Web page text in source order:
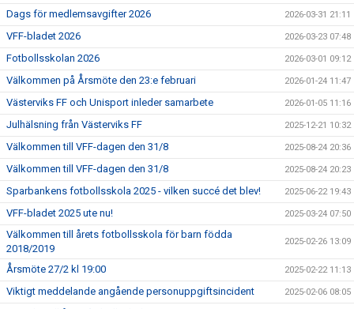
Dags för medlemsavgifter 2026 2026-03-31 21:11
VFF-bladet 2026 2026-03-23 07:48
Fotbollsskolan 2026 2026-03-01 09:12
Välkommen på Årsmöte den 23:e februari 2026-01-24 11:47
Västerviks FF och Unisport inleder samarbete 2026-01-05 11:16
Julhälsning från Västerviks FF 2025-12-21 10:32
Välkommen till VFF-dagen den 31/8 2025-08-24 20:36
Välkommen till VFF-dagen den 31/8 2025-08-24 20:23
Sparbankens fotbollsskola 2025 - vilken succé det blev! 2025-06-22 19:43
VFF-bladet 2025 ute nu! 2025-03-24 07:50
Välkommen till årets fotbollsskola för barn födda
2018/2019
2025-02-26 13:09
Årsmöte 27/2 kl 19:00 2025-02-22 11:13
Viktigt meddelande angående personuppgiftsincident 2025-02-06 08:05